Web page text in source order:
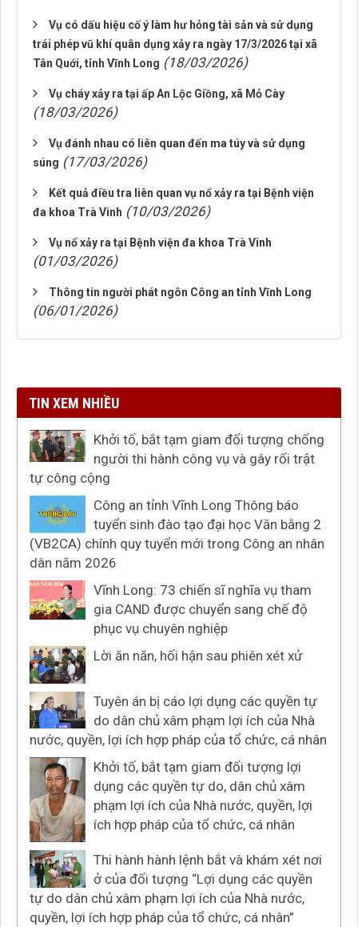
Vụ có dấu hiệu cố ý làm hư hỏng tài sản và sử dụng
trái phép vũ khí quân dụng xảy ra ngày 17/3/2026 tại xã
Tân Quới, tỉnh Vĩnh Long (18/03/2026)
Vụ cháy xảy ra tại ấp An Lộc Giồng, xã Mỏ Cày
(18/03/2026)
Vụ đánh nhau có liên quan đến ma túy và sử dụng
súng (17/03/2026)
Kết quả điều tra liên quan vụ nổ xảy ra tại Bệnh viện
đa khoa Trà Vinh (10/03/2026)
Vụ nổ xảy ra tại Bệnh viện đa khoa Trà Vinh
(01/03/2026)
Thông tin người phát ngôn Công an tỉnh Vĩnh Long
(06/01/2026)
TIN XEM NHIỀU
Khởi tố, bắt tạm giam đối tượng chống
người thi hành công vụ và gây rối trật
tự công cộng
Công an tỉnh Vĩnh Long Thông báo
tuyển sinh đào tạo đại học Văn bằng 2
(VB2CA) chính quy tuyển mới trong Công an nhân
dân năm 2026
Vĩnh Long: 73 chiến sĩ nghĩa vụ tham
gia CAND được chuyển sang chế độ
phục vụ chuyên nghiệp
Lời ăn năn, hối hận sau phiên xét xử
Tuyên án bị cáo lợi dụng các quyền tự
do dân chủ xâm phạm lợi ích của Nhà
nước, quyền, lợi ích hợp pháp của tổ chức, cá nhân
Khởi tố, bắt tạm giam đối tượng lợi
dụng các quyền tự do, dân chủ xâm
phạm lợi ích của Nhà nước, quyền, lợi
ích hợp pháp của tổ chức, cá nhân
Thi hành hành lệnh bắt và khám xét nơi
ở của đối tượng “Lợi dụng các quyền
tự do dân chủ xâm phạm lợi ích của Nhà nước,
quyền, lợi ích hợp pháp của tổ chức, cá nhân”